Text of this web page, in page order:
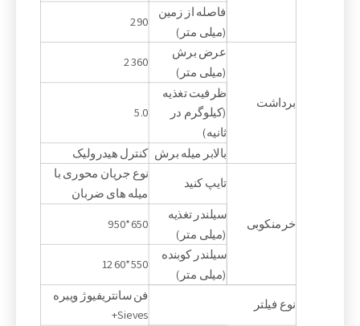
فاصله از زمین
(میلی متر)
290
برداشت
عرض برش
(میلی متر)
2360
ظرفیت تغذیه
(کیلوگرم در
ثانیه)
5.0
بالابر میله برش کنترل هیدرولیک
خرمنکوبی
تایپ کنید
نوع جریان محوری با
میله های ضربان
سیلندر تغذیه
(میلی متر)
650*950
سیلندر کوبنده
(میلی متر)
550*1260
نوع فیلتر
فن سانتریفیوژ ویبره
Sieves+